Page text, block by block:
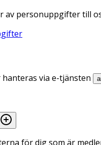
av personuppgifter till
via e-tjänsten
för dig som är